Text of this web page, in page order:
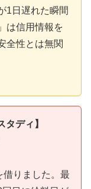
1日遅れた瞬間
は信用情報を
全性とは無関
ディ】
借りました。最